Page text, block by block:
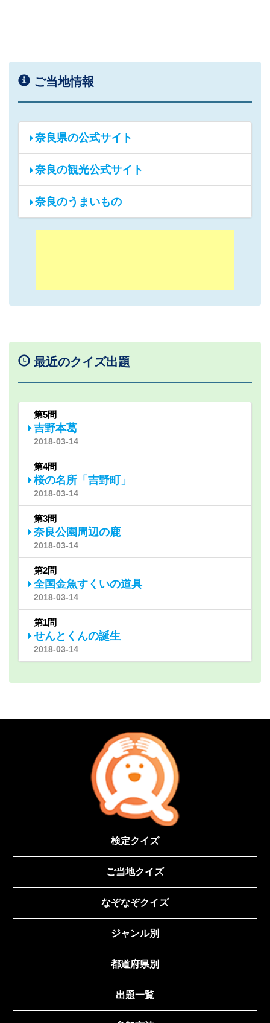
ご当地情報
奈良県の公式サイト
奈良の観光公式サイト
奈良のうまいもの
最近のクイズ出題
第5問
吉野本葛
2018-03-14
第4問
桜の名所「吉野町」
2018-03-14
第3問
奈良公園周辺の鹿
2018-03-14
第2問
全国金魚すくいの道具
2018-03-14
第1問
せんとくんの誕生
2018-03-14
検定クイズ
ご当地クイズ
なぞなぞクイズ
ジャンル別
都道府県別
出題一覧